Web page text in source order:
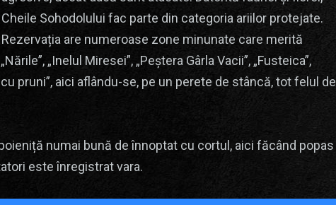
Cheile Sohodolului fac parte din categoria ariilor protejate.
Rezervația are numeroase zone minunate care merită
„Inelul Miresei”, „Peștera Gârla Vacii”, „Fusteica”,
pruni”, aici aflându-se, pe un perete de stâncă, tot felul de
numai bună de înnoptat cu cortul, aici făcând popas
este înregistrat vara.